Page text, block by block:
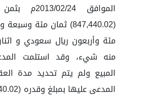
الموافق
(847,440.02) ثمان مئة
مئة وأربعون ريال سعودي و
منه شيء، وقد استلمت
المبيع ولم يتم تحديد مدة